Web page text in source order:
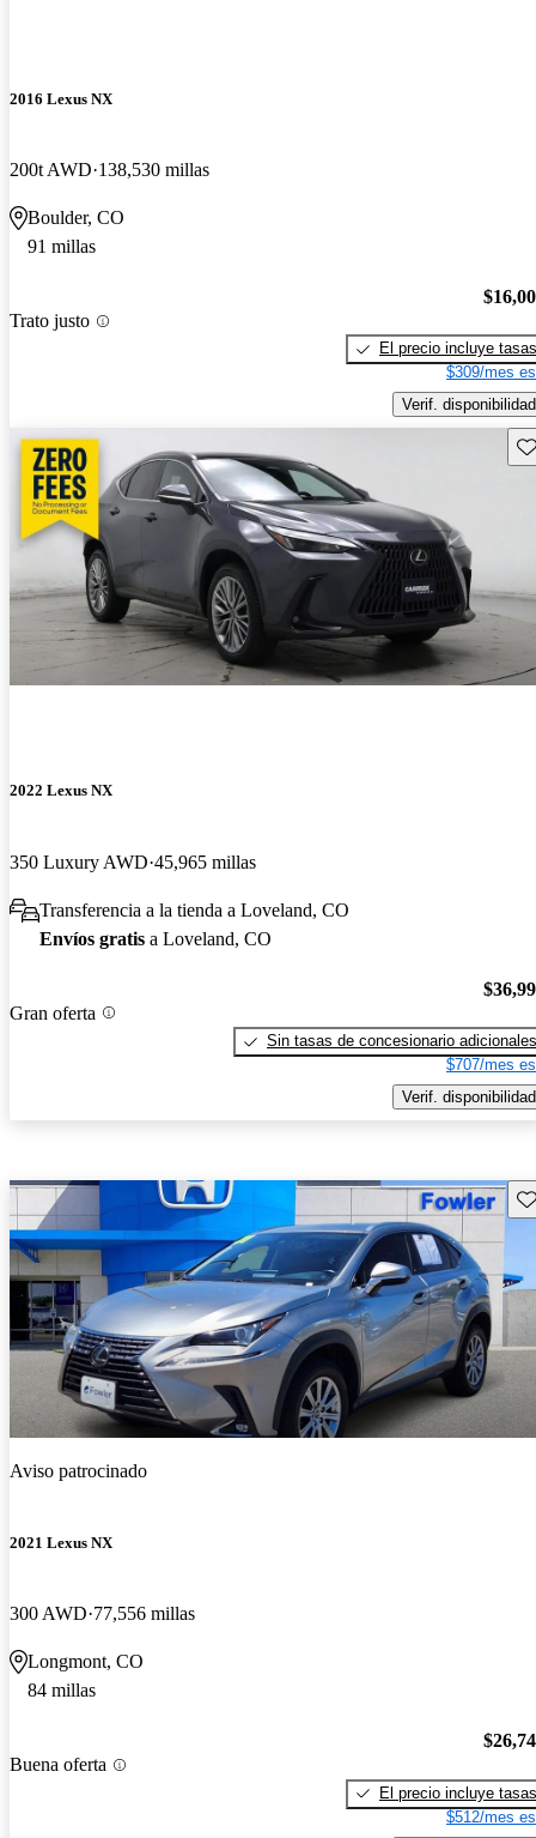
2016 Lexus NX
200t AWD 138,530 millas
Boulder, CO
91 millas
Trato justo
El precio incluye tasas
$309/mes
Verif. disponibilidad
2022 Lexus NX
350 Luxury AWD 45,965 millas
Transferencia a la tienda a Loveland, CO
Envíos gratis a Loveland, CO
Gran oferta
Sin tasas de concesionario adicionales
$707/mes
Verif. disponibilidad
Aviso patrocinado
2021 Lexus NX
300 AWD 77,556 millas
Longmont, CO
84 millas
Buena oferta
El precio incluye tasas
$512/mes